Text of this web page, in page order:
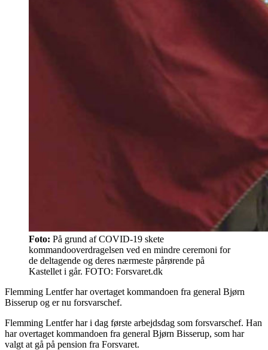
Foto: På grund af COVID-19 skete
kommandooverdragelsen ved en mindre ceremoni for
de deltagende og deres nærmeste pårørende på
Kastellet i går. FOTO: Forsvaret.dk
Flemming Lentfer har overtaget kommandoen fra general Bjørn
Bisserup og er nu forsvarschef.
Flemming Lentfer har i dag første arbejdsdag som forsvarschef. Han
har overtaget kommandoen fra general Bjørn Bisserup, som har
valgt at gå på pension fra Forsvaret.